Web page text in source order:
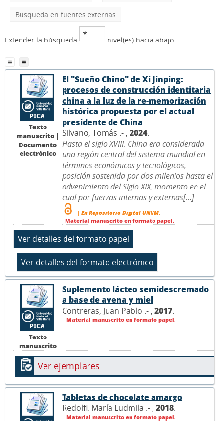
Búsqueda en fuentes externas
Extender la búsqueda nivel(es) hacia abajo
Texto
manuscrito |
Documento
electrónico
El "Sueño Chino" de Xi Jinping:
procesos de construcción identitaria
china a la luz de la re-memorización
histórica propuesta por el actual
presidente de China
Silvano, Tomás .- , 2024.
Hasta el siglo XVIII, China era considerada
una región central del sistema mundial en
términos económicos y tecnológicos,
posición sostenida por dos milenios hasta el
advenimiento del Siglo XIX, momento en el
cual por fuerzas internas y externas[...]
| En Repositorio Digital UNVM.
Material manuscrito en formato papel.
Texto
manuscrito
Suplemento lácteo semidescremado
a base de avena y miel
Contreras, Juan Pablo .- , 2017.
Material manuscrito en formato papel.
Ver ejemplares
Tabletas de chocolate amargo
Redolfi, María Ludmila .- , 2018.
Material manuscrito en formato papel.